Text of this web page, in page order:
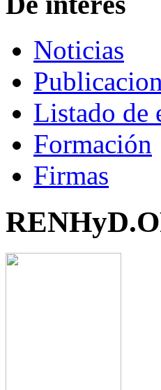
Noticias
Listado de
Formación
Firmas